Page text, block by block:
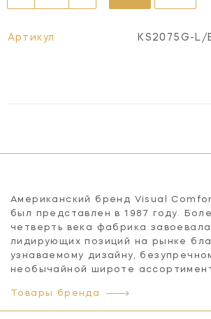
Артикул KS2075G-L/
Американский бренд Visual
был представлен в 1987 году.
четверть века фабрика
лидирующих позиций на рынке
узнаваемому дизайну,
необычайной широте
Товары бренда